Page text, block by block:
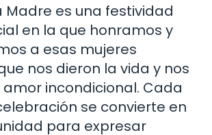
Madre es una festividad
en la que honramos y
a esas mujeres
nos dieron la vida y nos
incondicional. Cada
se convierte en
para expresar